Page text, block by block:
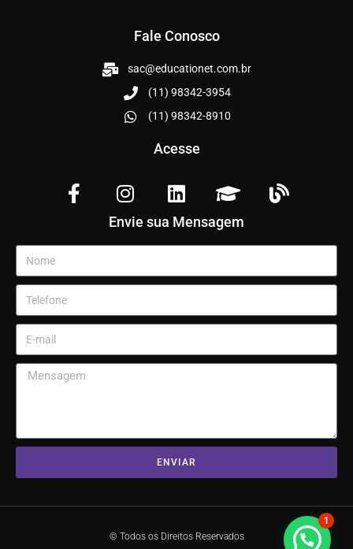
Fale Conosco
sac@educationet.com.br
(11) 98342-3954
(11) 98342-8910
Acesse
Envie sua Mensagem
ENVIAR
© Todos os Direitos Reservados
1